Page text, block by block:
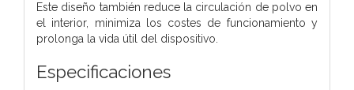
Este diseño también reduce la circulación de polvo en
el interior, minimiza los costes de funcionamiento y
prolonga la vida útil del dispositivo.
Especificaciones